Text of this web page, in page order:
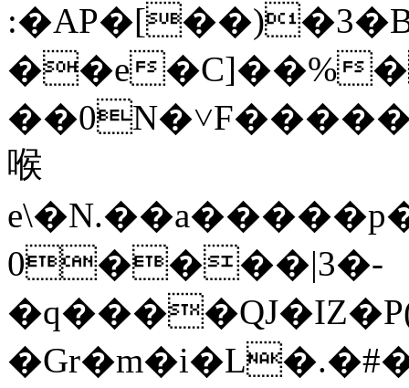
��e�C]��%
喉
0����|3�-